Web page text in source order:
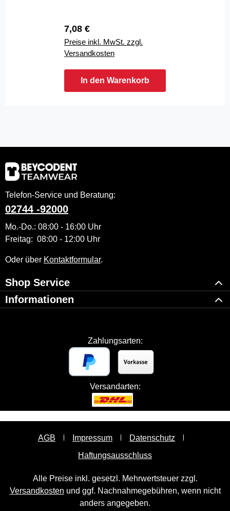
Regulärer Preis:
7,08 €
Preise inkl. MwSt. zzgl.
Versandkosten
In den Warenkorb
Telefon-Service und Beratung:
02744 -92000
Mo.-Do.: 08:00 - 16:00 Uhr
Freitag: 08:00 - 12:00 Uhr
Oder über Kontaktformular.
Shop Service
Informationen
Zahlungsarten:
Versandarten:
AGB Impressum
Datenschutz
Haftungsausschluss
Alle Preise inkl. gesetzl. Mehrwertsteuer zzgl.
Versandkosten und ggf. Nachnahmegebühren, wenn nicht
anders angegeben.